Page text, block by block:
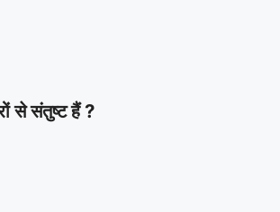
से संतुष्ट हैं ?